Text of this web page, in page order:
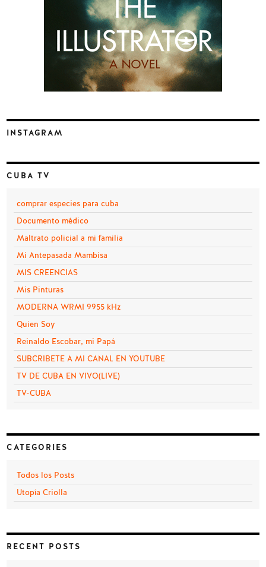
INSTAGRAM
CUBA TV
comprar especies para cuba
Documento médico
Maltrato policial a mi familia
Mi Antepasada Mambisa
MIS CREENCIAS
Mis Pinturas
MODERNA WRMI 9955 kHz
Quien Soy
Reinaldo Escobar, mi Papá
SUBCRIBETE A MI CANAL EN YOUTUBE
TV DE CUBA EN VIVO(LIVE)
TV-CUBA
CATEGORIES
Todos los Posts
Utopía Criolla
RECENT POSTS